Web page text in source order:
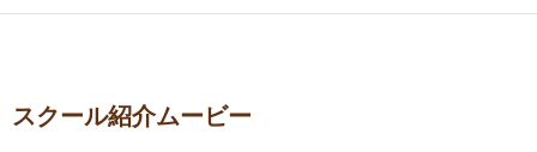
スクール紹介ムービー